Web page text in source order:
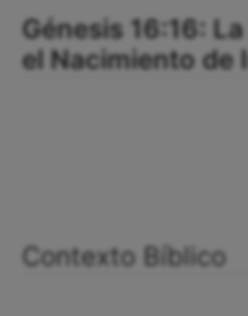
Génesis 16:16:
el Nacimiento de
Contexto Bíblico